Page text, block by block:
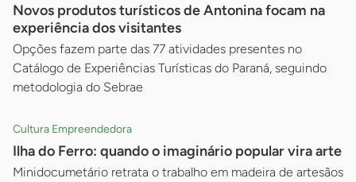
Novos produtos turísticos de Antonina focam na
experiência dos visitantes
Opções fazem parte das 77 atividades presentes no
Catálogo de Experiências Turísticas do Paraná, seguindo
metodologia do Sebrae
Cultura Empreendedora
Ilha do Ferro: quando o imaginário popular vira arte
Minidocumetário retrata o trabalho em madeira de artesãos